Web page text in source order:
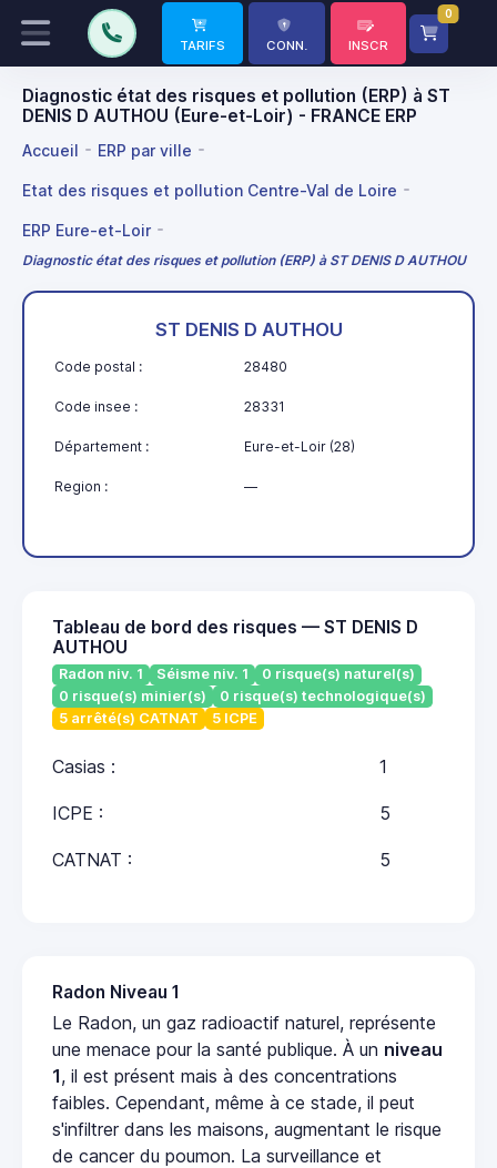
TARIFS CONN. INSCR
0
Diagnostic état des risques et pollution (ERP) à ST
DENIS D AUTHOU (Eure-et-Loir) - FRANCE ERP
Accueil ERP par ville
Etat des risques et pollution Centre-Val de Loire
ERP Eure-et-Loir
Diagnostic état des risques et pollution (ERP) à ST DENIS D AUTHOU
ST DENIS D AUTHOU
Code postal : 28480
Code insee : 28331
Département : Eure-et-Loir (28)
Region : —
Tableau de bord des risques — ST DENIS D
AUTHOU
Radon niv. 1 Séisme niv. 1
0 risque(s) naturel(s)
0 risque(s) minier(s)
0 risque(s) technologique(s)
5 arrêté(s) CATNAT
5 ICPE
Casias : 1
ICPE : 5
CATNAT : 5
Radon Niveau 1
Le Radon, un gaz radioactif naturel, représente
une menace pour la santé publique. À un niveau
1, il est présent mais à des concentrations
faibles. Cependant, même à ce stade, il peut
s'infiltrer dans les maisons, augmentant le risque
de cancer du poumon. La surveillance et